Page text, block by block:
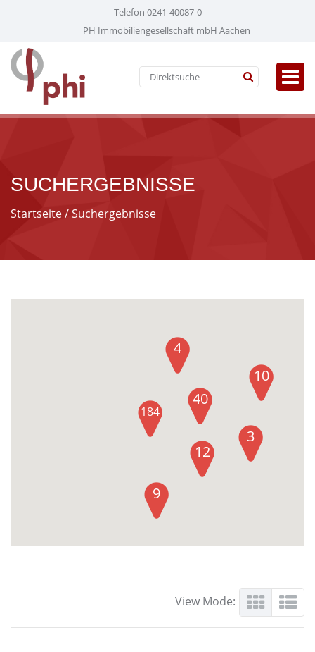
Telefon 0241-40087-0
PH Immobiliengesellschaft mbH Aachen
SUCHERGEBNISSE
Startseite/ Suchergebnisse
10
184
40
12
3
9
4
View Mode: